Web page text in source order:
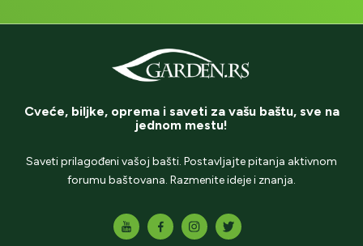
Cveće, biljke, oprema i saveti za vašu baštu, sve na
jednom mestu!
Saveti prilagođeni vašoj bašti. Postavljajte pitanja aktivnom
forumu baštovana. Razmenite ideje i znanja.